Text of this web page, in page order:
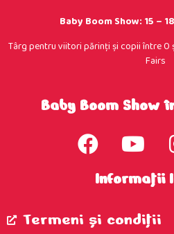
Baby Boom Show: 15 –
Târg pentru viitori părinţi şi copii între 0
Fairs
Baby Boom Show
Informații
Termeni şi condiţii